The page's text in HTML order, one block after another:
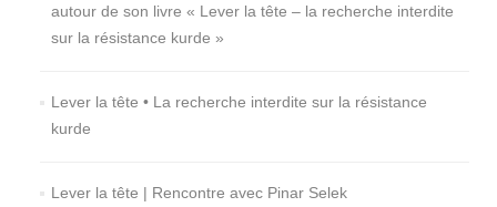
autour de son livre « Lever la tête – la recherche interdite
sur la résistance kurde »
Lever la tête • La recherche interdite sur la résistance
kurde
Lever la tête | Rencontre avec Pinar Selek